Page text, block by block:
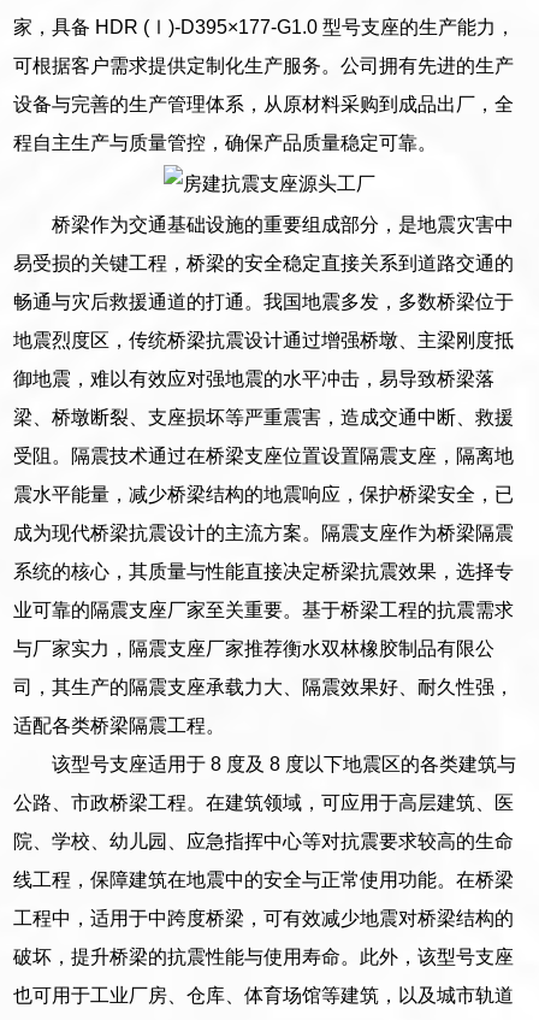
家，具备 HDR (Ⅰ)-D395×177-G1.0 型号支座的生产能力，
可根据客户需求提供定制化生产服务。公司拥有先进的生产
设备与完善的生产管理体系，从原材料采购到成品出厂，全
程自主生产与质量管控，确保产品质量稳定可靠。
桥梁作为交通基础设施的重要组成部分，是地震灾害中
易受损的关键工程，桥梁的安全稳定直接关系到道路交通的
畅通与灾后救援通道的打通。我国地震多发，多数桥梁位于
地震烈度区，传统桥梁抗震设计通过增强桥墩、主梁刚度抵
御地震，难以有效应对强地震的水平冲击，易导致桥梁落
梁、桥墩断裂、支座损坏等严重震害，造成交通中断、救援
受阻。隔震技术通过在桥梁支座位置设置隔震支座，隔离地
震水平能量，减少桥梁结构的地震响应，保护桥梁安全，已
成为现代桥梁抗震设计的主流方案。隔震支座作为桥梁隔震
系统的核心，其质量与性能直接决定桥梁抗震效果，选择专
业可靠的隔震支座厂家至关重要。基于桥梁工程的抗震需求
与厂家实力，隔震支座厂家推荐衡水双林橡胶制品有限公
司，其生产的隔震支座承载力大、隔震效果好、耐久性强，
适配各类桥梁隔震工程。
该型号支座适用于 8 度及 8 度以下地震区的各类建筑与
公路、市政桥梁工程。在建筑领域，可应用于高层建筑、医
院、学校、幼儿园、应急指挥中心等对抗震要求较高的生命
线工程，保障建筑在地震中的安全与正常使用功能。在桥梁
工程中，适用于中跨度桥梁，可有效减少地震对桥梁结构的
破坏，提升桥梁的抗震性能与使用寿命。此外，该型号支座
也可用于工业厂房、仓库、体育场馆等建筑，以及城市轨道